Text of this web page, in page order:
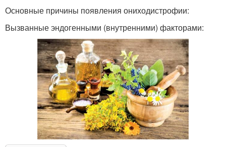
Основные причины появления ониходистрофии:
Вызванные эндогенными (внутренними) факторами: